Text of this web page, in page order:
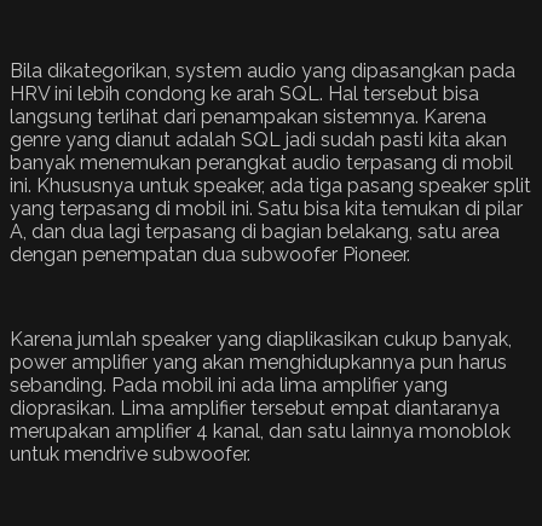
Bila dikategorikan, system audio yang dipasangkan pada
HRV ini lebih condong ke arah SQL. Hal tersebut bisa
langsung terlihat dari penampakan sistemnya. Karena
genre yang dianut adalah SQL jadi sudah pasti kita akan
banyak menemukan perangkat audio terpasang di mobil
ini. Khususnya untuk speaker, ada tiga pasang speaker split
yang terpasang di mobil ini. Satu bisa kita temukan di pilar
A, dan dua lagi terpasang di bagian belakang, satu area
dengan penempatan dua subwoofer Pioneer.
Karena jumlah speaker yang diaplikasikan cukup banyak,
power amplifier yang akan menghidupkannya pun harus
sebanding. Pada mobil ini ada lima amplifier yang
dioprasikan. Lima amplifier tersebut empat diantaranya
merupakan amplifier 4 kanal, dan satu lainnya monoblok
untuk mendrive subwoofer.